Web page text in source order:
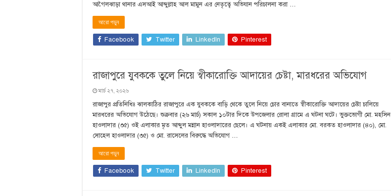
আগৈলঝাড়া থানার এসআই আব্দুল্লাহ আল মামুন এর নেতৃত্বে অভিযান পরিচালনা করা …
আরো পড়ুন
Facebook Twitter LinkedIn Pinterest
রাজাপুরে যুবককে তুলে নিয়ে স্বীকারোক্তি আদায়ের চেষ্টা, মারধরের অভিযোগ
মার্চ ২৭, ২০২৬
রাজাপুর প্রতিনিধিঃ ঝালকাঠির রাজাপুরে এক যুবককে বাড়ি থেকে তুলে নিয়ে চোর বানাতে স্বীকারোক্তি আদায়ের চেষ্টা চালিয়ে
মারধরের অভিযোগ উঠেছে। শুক্রবার (২৬ মার্চ) সকাল ১০টার দিকে উপজেলার রোলা গ্রামে এ ঘটনা ঘটে। ভুক্তভোগী মো. মহসিন
হাওলাদার (৩৫) ওই এলাকার মৃত আব্দুল মন্নান হাওলাদারের ছেলে। এ ঘটনায় একই এলাকার মো. বরকত হাওলাদার (৪০), মো.
সোহেল হাওলাদার (৩৫) ও মো. রাসেলের বিরুদ্ধে অভিযোগ …
আরো পড়ুন
Facebook Twitter LinkedIn Pinterest